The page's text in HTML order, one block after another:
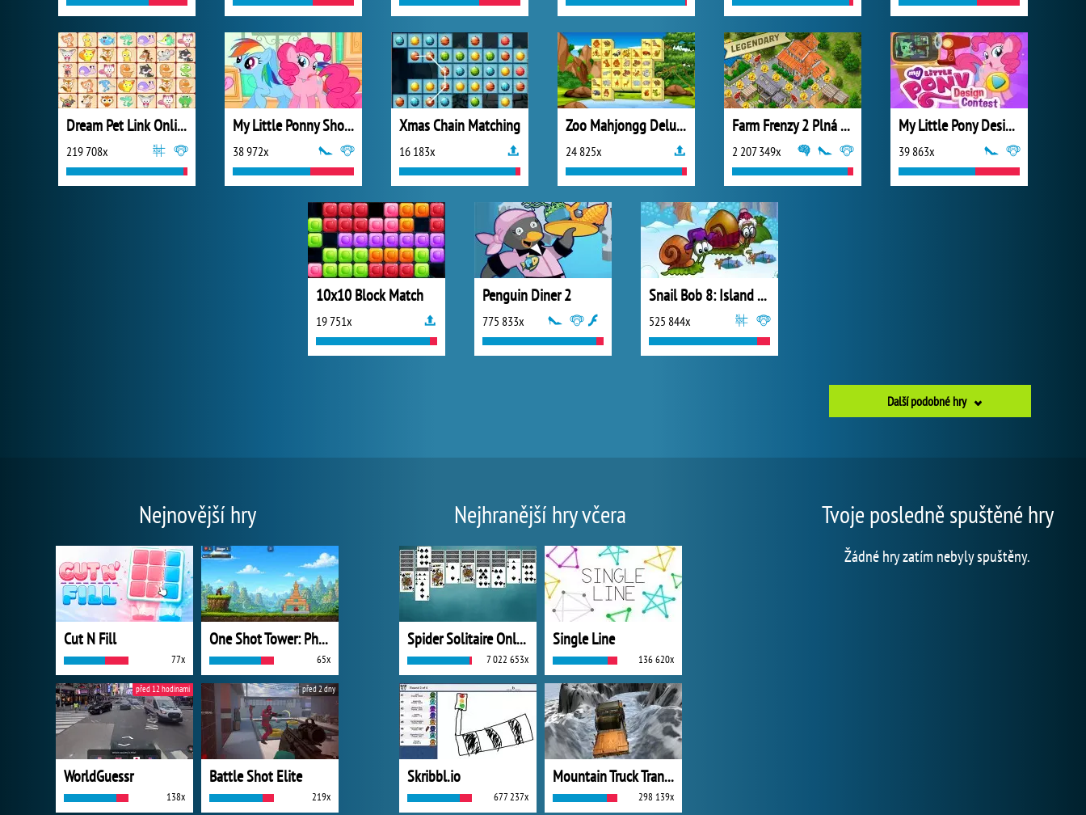
Dream Pet Link Online
219 708x
My Little Ponny Shoes Designer
38 972x
Xmas Chain Matching
16 183x
Zoo Mahjongg Deluxe
24 825x
Farm Frenzy 2 Plná Verze
2 207 349x
My Little Pony Design Contest
39 863x
10x10 Block Match
19 751x
Penguin Diner 2
775 833x
Snail Bob 8: Island Story
525 844x
Další podobné hry
Nejnovější hry
Cut N Fill
77x
One Shot Tower: Physics Destroyer
65x
WorldGuessr
138x
před 12 hodinami
Battle Shot Elite
219x
před 2 dny
Nejhranější hry včera
Spider Solitaire Online
7 022 653x
Single Line
136 620x
Skribbl.io
677 237x
Mountain Truck Transport
298 139x
Tvoje posledně spuštěné hry
Žádné hry zatím nebyly spuštěny.